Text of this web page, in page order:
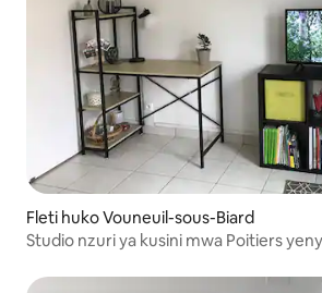
Fleti huko Vouneuil-sous-Biard
Studio nzuri ya kusini mwa Poitiers